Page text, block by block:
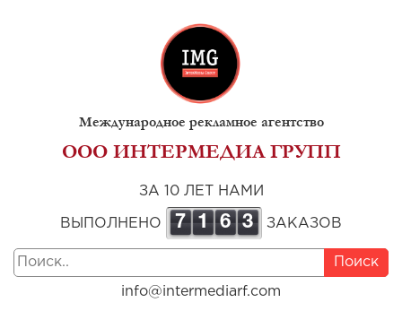
Международное рекламное агентство
ООО ИНТЕРМЕДИА ГРУПП
ЗА 10 ЛЕТ НАМИ
ВЫПОЛНЕНО 7 1 6 3 ЗАКАЗОВ
Поиск
info@intermediarf.com